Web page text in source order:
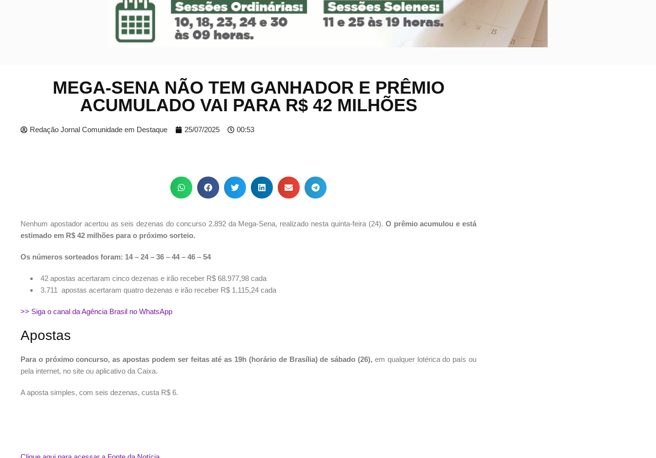
MEGA-SENA NÃO TEM GANHADOR E PRÊMIO
ACUMULADO VAI PARA R$ 42 MILHÕES
Redação Jornal Comunidade em Destaque 25/07/2025 00:53
Nenhum apostador acertou as seis dezenas do concurso 2.892 da Mega-Sena, realizado nesta quinta-feira (24). O prêmio acumulou e está
estimado em R$ 42 milhões para o próximo sorteio.
Os números sorteados foram: 14 – 24 – 36 – 44 – 46 – 54
42 apostas acertaram cinco dezenas e irão receber R$ 68.977,98 cada
3.711 apostas acertaram quatro dezenas e irão receber R$ 1.115,24 cada
>> Siga o canal da Agência Brasil no WhatsApp
Apostas
Para o próximo concurso, as apostas podem ser feitas até as 19h (horário de Brasília) de sábado (26), em qualquer lotérica do país ou
pela internet, no site ou aplicativo da Caixa.
A aposta simples, com seis dezenas, custa R$ 6.